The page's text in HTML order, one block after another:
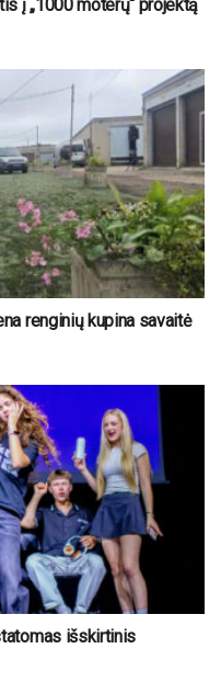
į „1000 moterų“ projektą
renginių kupina savaitė
išskirtinis